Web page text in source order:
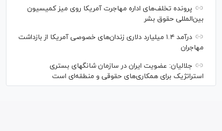
پرونده تخلف‌های اداره مهاجرت آمریکا روی میز کمیسیون
بین‌المللی حقوق بشر
درآمد ۱.۴ میلیارد دلاری زندان‌های خصوصی آمریکا از بازداشت
مهاجران
جلالیان: عضویت ایران در سازمان شانگهای بستری
استراتژیک برای همکاری‌های حقوقی و منطقه‌ای است